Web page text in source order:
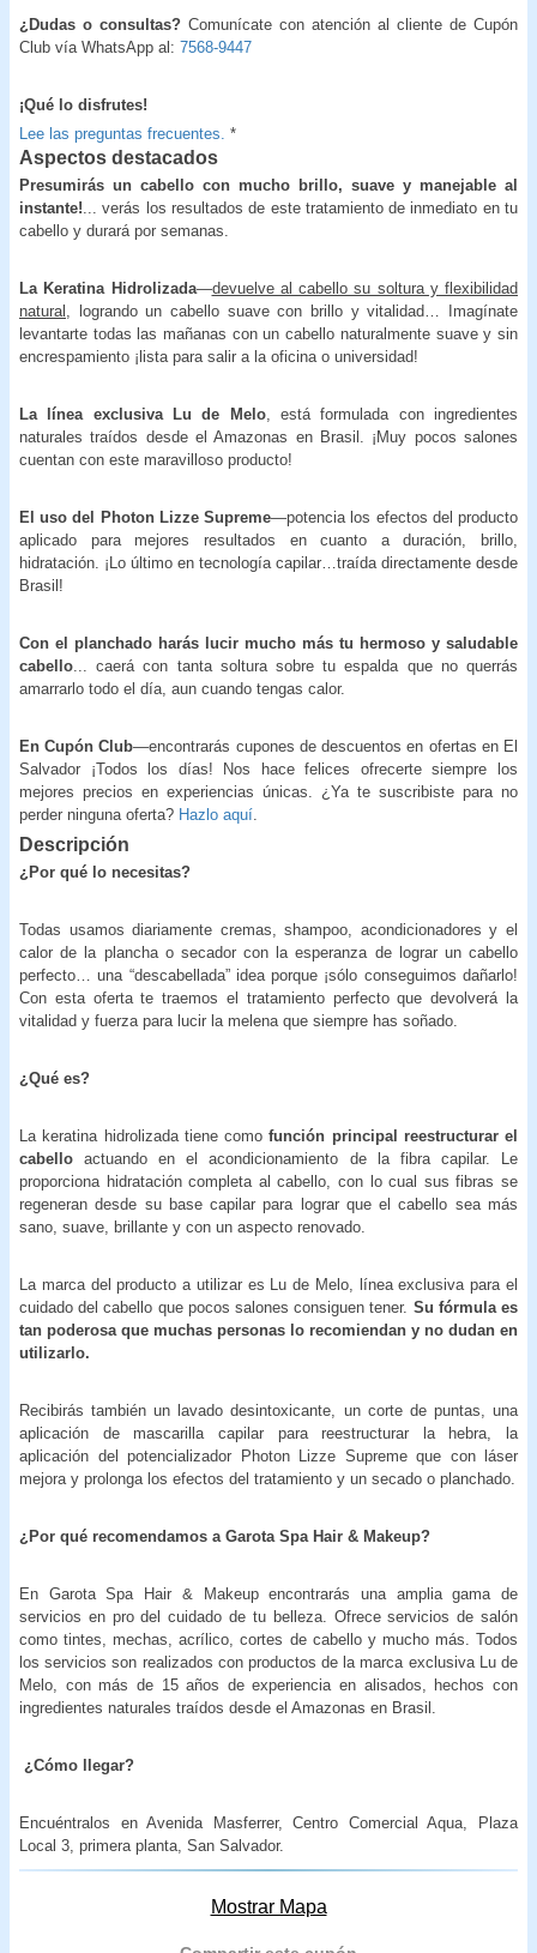
¿Dudas o consultas? Comunícate con atención al cliente de Cupón
Club vía WhatsApp al: 7568-9447
¡Qué lo disfrutes!
Lee las preguntas frecuentes. *
Aspectos destacados
Presumirás un cabello con mucho brillo, suave y manejable al
instante! ... verás los resultados de este tratamiento de inmediato en tu
cabello y durará por semanas.
La Keratina Hidrolizada—devuelve al cabello su soltura y flexibilidad
natural
, logrando un cabello suave con brillo y vitalidad… Imagínate
levantarte todas las mañanas con un cabello naturalmente suave y sin
encrespamiento ¡lista para salir a la oficina o universidad!
La línea exclusiva Lu de Melo, está formulada con ingredientes
naturales traídos desde el Amazonas en Brasil. ¡Muy pocos salones
cuentan con este maravilloso producto!
El uso del Photon Lizze Supreme—potencia los efectos del producto
aplicado para mejores resultados en cuanto a duración, brillo,
hidratación. ¡Lo último en tecnología capilar…traída directamente desde
Brasil!
Con el planchado harás lucir mucho más tu hermoso y saludable
cabello ... caerá con tanta soltura sobre tu espalda que no querrás
amarrarlo todo el día, aun cuando tengas calor.
En Cupón Club—encontrarás cupones de descuentos en ofertas en El
Salvador ¡Todos los días! Nos hace felices ofrecerte siempre los
mejores precios en experiencias únicas. ¿Ya te suscribiste para no
perder ninguna oferta? Hazlo aquí
Descripción
¿Por qué lo necesitas?
Todas usamos diariamente cremas, shampoo, acondicionadores y el
calor de la plancha o secador con la esperanza de lograr un cabello
perfecto… una “descabellada” idea porque ¡sólo conseguimos dañarlo!
Con esta oferta te traemos el tratamiento perfecto que devolverá la
vitalidad y fuerza para lucir la melena que siempre has soñado.
¿Qué es?
La keratina hidrolizada tiene comofunción principal reestructurar el
cabello actuando en el acondicionamiento de la fibra capilar. Le
proporciona hidratación completa al cabello, con lo cual sus fibras se
regeneran desde su base capilar para lograr que el cabello sea más
sano, suave, brillante y con un aspecto renovado.
La marca del producto a utilizar es Lu de Melo, línea exclusiva para el
cuidado del cabello que pocos salones consiguen tener. Su fórmula es
tan poderosa que muchas personas lo recomiendan y no dudan en
utilizarlo.
Recibirás también un lavado desintoxicante, un corte de puntas, una
aplicación de mascarilla capilar para reestructurar la hebra, la
aplicación del potencializador Photon Lizze Supreme que con láser
mejora y prolonga los efectos del tratamiento y un secado o planchado.
¿Por qué recomendamos a Garota Spa Hair & Makeup?
En Garota Spa Hair & Makeup encontrarás una amplia gama de
servicios en pro del cuidado de tu belleza. Ofrece servicios de salón
como tintes, mechas, acrílico, cortes de cabello y mucho más. Todos
los servicios son realizados con productos de la marca exclusiva Lu de
Melo, con más de 15 años de experiencia en alisados, hechos con
ingredientes naturales traídos desde el Amazonas en Brasil.
¿Cómo llegar?
Encuéntralos en Avenida Masferrer, Centro Comercial Aqua, Plaza
Local 3, primera planta, San Salvador.
Mostrar Mapa